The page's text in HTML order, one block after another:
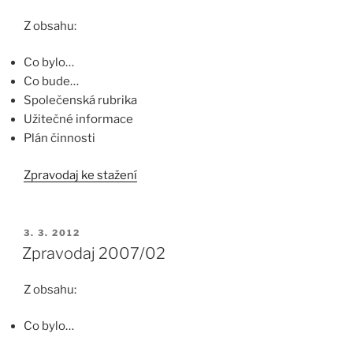
Z obsahu:
Co bylo…
Co bude…
Společenská rubrika
Užitečné informace
Plán činnosti
Zpravodaj ke stažení
PUBLIKOVÁNO
3. 3. 2012
Zpravodaj 2007/02
Z obsahu:
Co bylo…